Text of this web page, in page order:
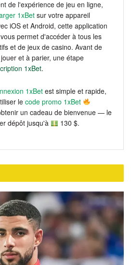
de l'expérience de jeu en ligne,
1xBet sur votre appareil
iOS et Android, cette application
permet d'accéder à tous les
et de jeux de casino. Avant de
et à parier, une étape
1xBet.
1xBet est simple et rapide,
le code promo 1xBet
un cadeau de bienvenue — le
dépôt jusqu'à
130 $.